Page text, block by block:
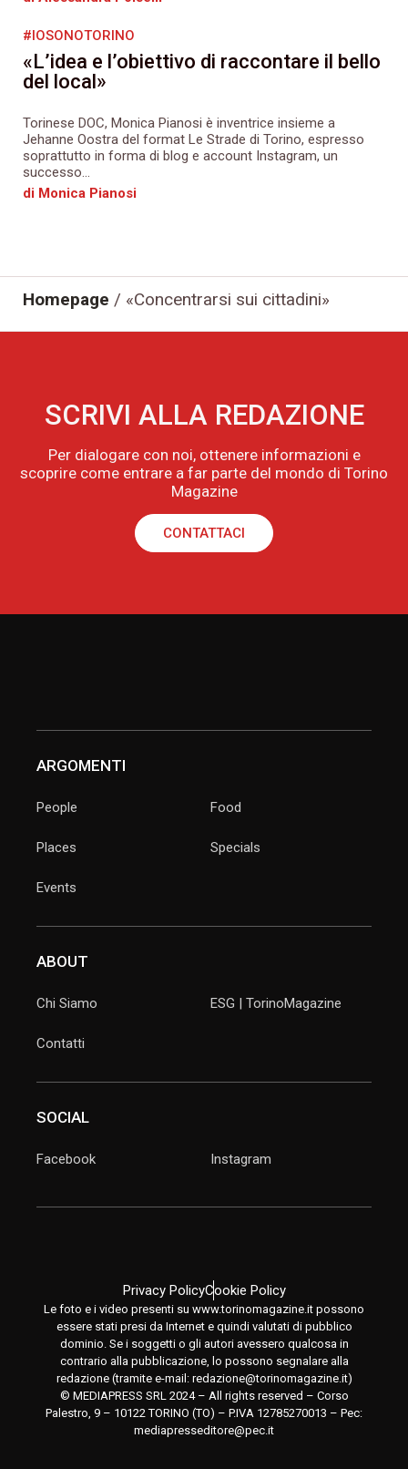
#IOSONOTORINO
«L’idea e l’obiettivo di raccontare il bello
del local»
Torinese DOC, Monica Pianosi è inventrice insieme a
Jehanne Oostra del format Le Strade di Torino, espresso
soprattutto in forma di blog e account Instagram, un
successo...
di Monica Pianosi
Homepage / «Concentrarsi sui cittadini»
SCRIVI ALLA REDAZIONE
Per dialogare con noi, ottenere informazioni e
scoprire come entrare a far parte del mondo di Torino
Magazine
CONTATTACI
ARGOMENTI
People
Places
Events
Food
Specials
ABOUT
Chi Siamo
Contatti
ESG | TorinoMagazine
SOCIAL
Facebook Instagram
Privacy PolicyCookie Policy
Le foto e i video presenti su www.torinomagazine.it possono
essere stati presi da Internet e quindi valutati di pubblico
dominio. Se i soggetti o gli autori avessero qualcosa in
contrario alla pubblicazione, lo possono segnalare alla
redazione (tramite e-mail: redazione@torinomagazine.it)
© MEDIAPRESS SRL 2024 – All rights reserved – Corso
Palestro, 9 – 10122 TORINO (TO) – P.IVA 12785270013 – Pec:
mediapresseditore@pec.it